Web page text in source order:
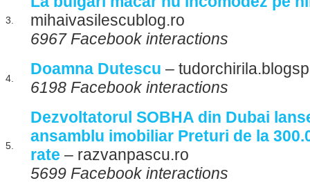
3.
mihaivasilescublog.ro
6967 Facebook interactions
4.
Doamna Dutescu –
6198 Facebook interactions
5.
Dezvoltatorul SOBHA din Dubai
ansamblu imobiliar Preturi de la
rate – razvanpascu.ro
5699 Facebook interactions